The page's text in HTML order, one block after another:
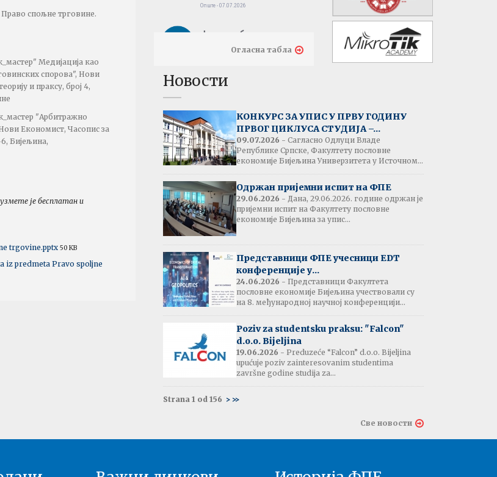
спољне трговине.
Медијација као
спорова", Нови
и праксу, број 4,
"Арбитражно
Економист, Часопис за
Бијељина,
је бесплатан и
trgovine.pptx 50 KB
iz predmeta Pravo spoljne
Опште - 07.07.2026
Јавне одбране
дипломских радова -
Међународно пословно
финансирање
Четврта година - 07.07.2026
Резултати испита:
Међународна трговина
Трећа година - 07.07.2026
Обавјештење:
Издавање потврда
прије љетне паузе
Резултати испита:
Монетарна економија
Резултати испита и
термин усменог испита:
Енглески језик 2
Друга година - 03.07.2026
Енглески језик 1
Огласна табла
Новости
КОНКУРС ЗА УПИС У ПРВУ ГОДИНУ
ПРВОГ ЦИКЛУСА СТУДИЈА –...
09.07.2026 - Сагласно Одлуци Владе
Републике Српске, Факултету пословне
економије Бијељина Универзитета у Источном...
Одржан пријемни испит на ФПЕ
29.06.2026 - Дана, 29.06.2026. године одржан је
пријемни испит на Факултету пословне
економије Бијељина за упис...
Представници ФПЕ учесници EDT
конференције у...
24.06.2026 - Представници Факултета
пословне економије Бијељина учествовали су
на 8. међународној научној конференцији...
Poziv za studentsku praksu: "Falcon"
d.o.o. Bijeljina
19.06.2026 - Preduzeće “Falcon” d.o.o. Bijeljina
upućuje poziv zainteresovanim studentima
završne godine studija za...
Strana 1 od 156 > >>
Све новости